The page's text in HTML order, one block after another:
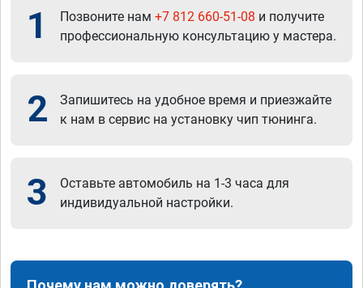
1 Позвоните нам +7 812 660-51-08 и получите
профессиональную консультацию у мастера.
2
Запишитесь на удобное время и приезжайте
к нам в сервис на установку чип тюнинга.
3
Оставьте автомобиль на 1-3 часа для
индивидуальной настройки.